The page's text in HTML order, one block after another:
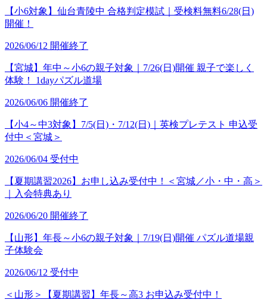
【小6対象】仙台青陵中 合格判定模試｜受検料無料6/28(日)
開催！
2026/06/12 開催終了
【宮城】年中～小6の親子対象｜7/26(日)開催 親子で楽しく
体験！ 1dayパズル道場
2026/06/06 開催終了
【小4～中3対象】7/5(日)・7/12(日)｜英検プレテスト 申込受
付中＜宮城＞
2026/06/04 受付中
【夏期講習2026】お申し込み受付中！＜宮城／小・中・高＞
｜入会特典あり
2026/06/20 開催終了
【山形】年長～小6の親子対象｜7/19(日)開催 パズル道場親
子体験会
2026/06/12 受付中
＜山形＞【夏期講習】年長～高3 お申込み受付中！